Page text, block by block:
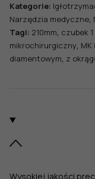
Kategorie:
Narzędzia medyczne,
Tagi: 210mm, czubek 1
mikrochirurgiczny, MK
diamentowym, z
Wysokiej jakości